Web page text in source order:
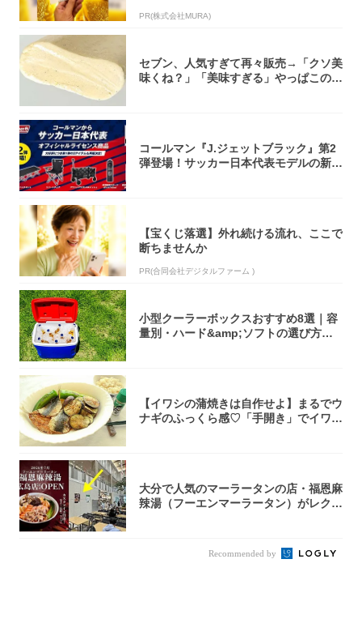
PR(株式会社MURA)
セブン、人気すぎて再々販売→「クソ美
味くね？」「美味すぎる」やっぱこのク
コールマン『J.ジェットブラック』第2
弾登場！サッカー日本代表モデルの新作
【宝くじ落選】外れ続ける流れ、ここで
断ちませんか
PR(合同会社デジタルファーム )
小型クーラーボックスおすすめ8選｜容
量別・ハード&amp;ソフトの選び方【2
【イワシの蒲焼きは自作せよ】まるでウ
ナギのふっくら感♡「手開き」でイワシ
大分で人気のマーラータンの店・福恩麻
辣湯（フーエンマーラータン）がレクト
Recommended by